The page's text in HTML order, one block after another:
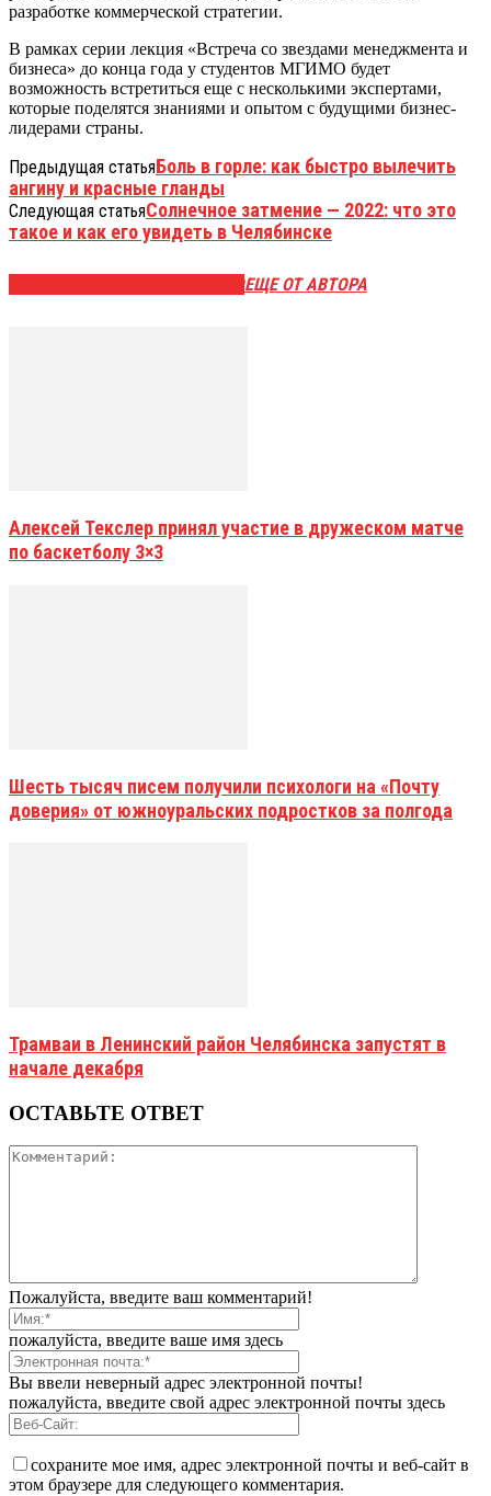
разработке коммерческой стратегии.
В рамках серии лекция «Встреча со звездами менеджмента и
бизнеса» до конца года у студентов МГИМО будет
возможность встретиться еще с несколькими экспертами,
которые поделятся знаниями и опытом с будущими бизнес-
лидерами страны.
Предыдущая статьяБоль в горле: как быстро вылечить
ангину и красные гланды
Следующая статьяСолнечное затмение — 2022: что это
такое и как его увидеть в Челябинске
ЕЩЕ ОТ АВТОРА
Алексей Текслер принял участие в дружеском матче
по баскетболу 3×3
Шесть тысяч писем получили психологи на «Почту
доверия» от южноуральских подростков за полгода
Трамваи в Ленинский район Челябинска запустят в
начале декабря
ОСТАВЬТЕ ОТВЕТ
Пожалуйста, введите ваш комментарий!
пожалуйста, введите ваше имя здесь
Вы ввели неверный адрес электронной почты!
пожалуйста, введите свой адрес электронной почты здесь
сохраните мое имя, адрес электронной почты и веб-сайт в
этом браузере для следующего комментария.